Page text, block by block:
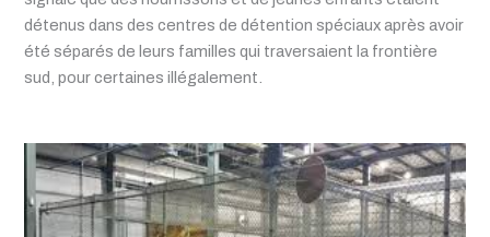
détenus dans des centres de détention spéciaux après avoir
été séparés de leurs familles qui traversaient la frontière
sud, pour certaines illégalement.